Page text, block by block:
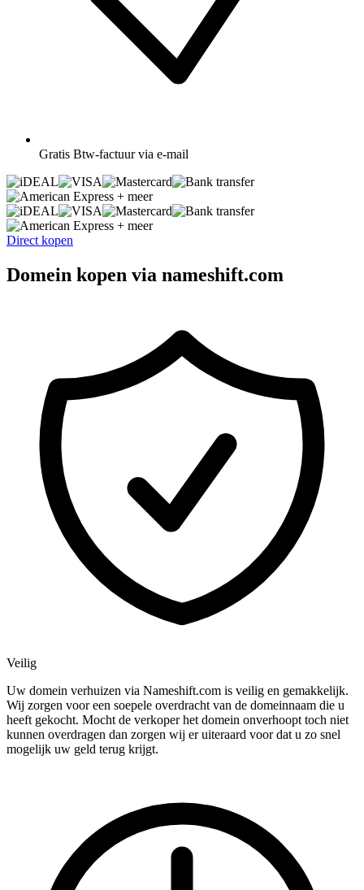
Gratis Btw-factuur via e-mail
+ meer
+ meer
Direct kopen
Domein kopen via nameshift.com
Veilig
Uw domein verhuizen via Nameshift.com is veilig en gemakkelijk.
Wij zorgen voor een soepele overdracht van de domeinnaam die u
heeft gekocht. Mocht de verkoper het domein onverhoopt toch niet
kunnen overdragen dan zorgen wij er uiteraard voor dat u zo snel
mogelijk uw geld terug krijgt.